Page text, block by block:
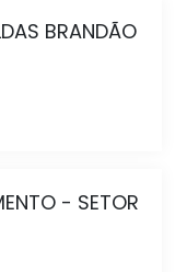
BRANDÃO
- SETOR